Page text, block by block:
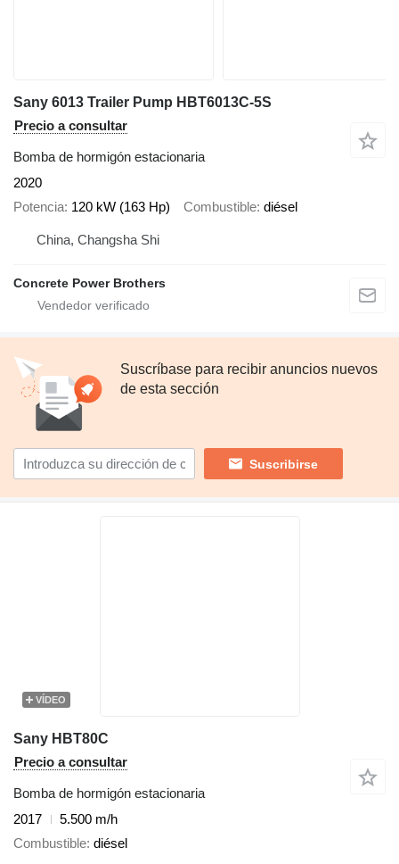
Sany 6013 Trailer Pump HBT6013C-5S
Precio a consultar
Bomba de hormigón estacionaria
2020
Potencia 120 kW (163 Hp) Combustible diésel
China, Changsha Shi
Concrete Power Brothers
Suscríbase para recibir anuncios nuevos
de esta sección
Suscribirse
VÍDEO
Sany HBT80C
Precio a consultar
Bomba de hormigón estacionaria
2017
5.500 m/h
Combustible diésel